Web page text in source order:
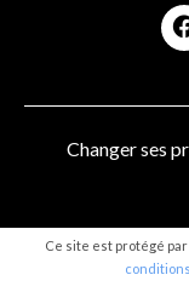
Changer ses
Ce site est protégé